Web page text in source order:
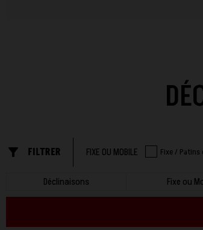
filter_list_alt FILTRER FIXE OU MOBILE Fixe /
Déclinaisons Fixe ou